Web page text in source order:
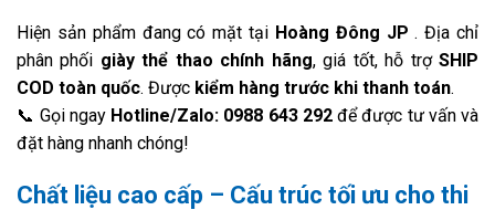
Hiện sản phẩm đang có mặt tại Hoàng Đông JP . Địa chỉ
phân phối giày thể thao chính hãng, giá tốt, hỗ trợSHIP
COD toàn quốc. Được kiểm hàng trước khi thanh toán.
📞 Gọi ngay Hotline/Zalo: 0988 643 292để được tư vấn và
đặt hàng nhanh chóng!
Chất liệu cao cấp – Cấu trúc tối ưu cho thi